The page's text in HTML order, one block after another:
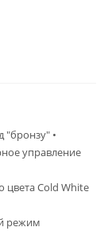
"бронзу" •
управление
цвета Cold White
режим